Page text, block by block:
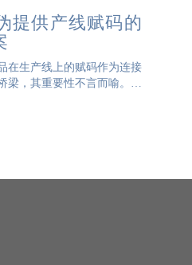
提供产线赋码的
在生产线上的赋码作为连接
梁，其重要性不言而喻。但
产环境、产品类型和包装方
赋码环节也呈现出多样化的